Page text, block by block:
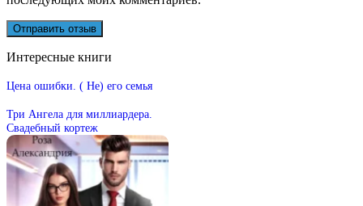
Интересные книги
Цена ошибки. ( Не) его семья
Три Ангела для миллиардера.
Свадебный кортеж